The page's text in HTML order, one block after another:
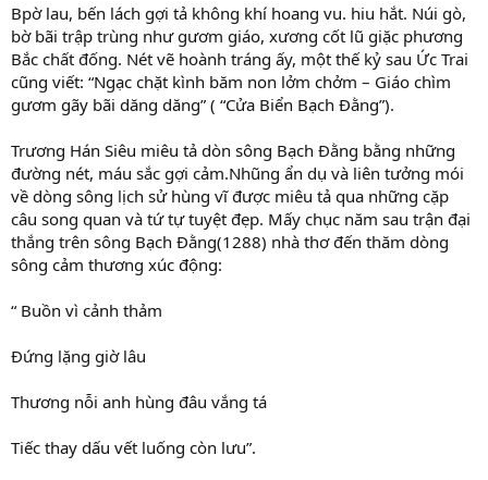
Bpờ lau, bến lách gợi tả không khí hoang vu. hiu hắt. Núi gò,
bờ bãi trập trùng như gươm giáo, xương cốt lũ giặc phương
Bắc chất đống. Nét vẽ hoành tráng ấy, một thế kỷ sau Ức Trai
cũng viết: “Ngạc chặt kình băm non lởm chởm – Giáo chìm
gươm gãy bãi dăng dăng” ( “Cửa Biển Bạch Đằng”).
Trương Hán Siêu miêu tả dòn sông Bạch Đằng bằng những
đường nét, máu sắc gợi cảm.Nhũng ẩn dụ và liên tưởng mói
về dòng sông lịch sử hùng vĩ được miêu tả qua những cặp
câu song quan và tứ tự tuyệt đẹp. Mấy chục năm sau trận đại
thắng trên sông Bạch Đằng(1288) nhà thơ đến thăm dòng
sông cảm thương xúc động:
“ Buồn vì cảnh thảm
Đứng lặng giờ lâu
Thương nỗi anh hùng đâu vắng tá
Tiếc thay dấu vết luống còn lưu”.